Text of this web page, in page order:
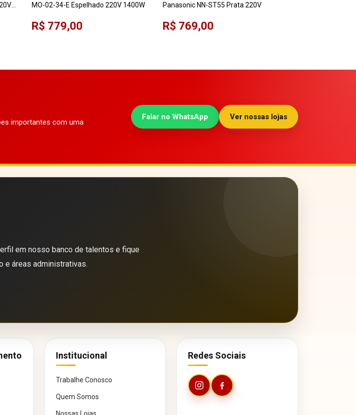
MO-02-34-E Espelhado 220V 1400W
R$ 779,00
Panasonic NN-ST55 Prata 220V
R$ 769,00
importantes com uma
Falar no WhatsApp Ver nossas lojas
em nosso banco de talentos e fique
e áreas administrativas.
Institucional
Trabalhe Conosco
Quem Somos
Nossas Lojas
Redes Sociais